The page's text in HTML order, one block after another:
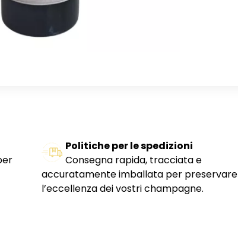
Politiche per le spedizioni
Consegna rapida, tracciata e
accuratamente imballata per preservare
l’eccellenza dei vostri champagne.